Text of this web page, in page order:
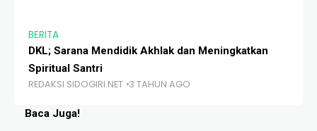
BERITA
DKL; Sarana Mendidik Akhlak dan Meningkatkan
Spiritual Santri
REDAKSI SIDOGIRI.NET 3 TAHUN AGO
Baca Juga!